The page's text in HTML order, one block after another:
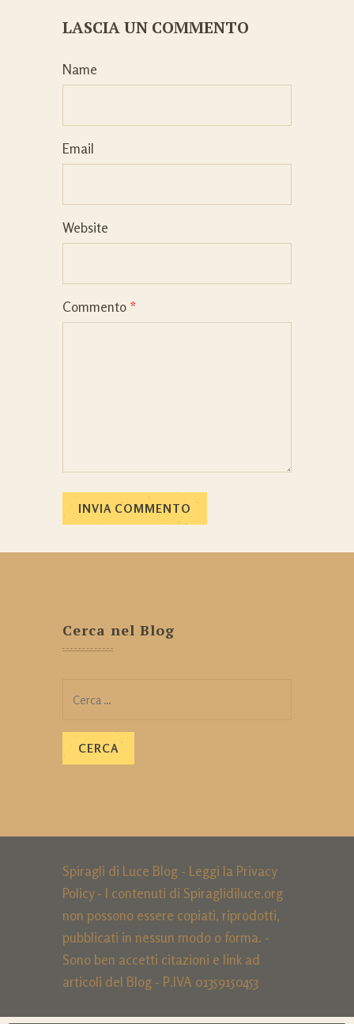
LASCIA UN COMMENTO
Name
Email
Website
Commento *
Cerca nel Blog
Spiragli di Luce Blog - Leggi la Privacy
Policy- I contenuti di Spiraglidiluce.org
non possono essere copiati, riprodotti,
pubblicati in nessun modo o forma. -
Sono ben accetti citazioni e link ad
articoli del Blog - P.IVA 01359150453